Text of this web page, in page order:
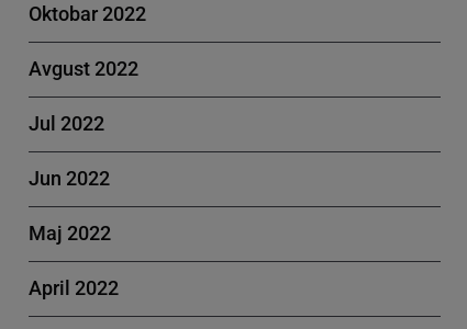
Oktobar 2022
Avgust 2022
Jul 2022
Jun 2022
Maj 2022
April 2022